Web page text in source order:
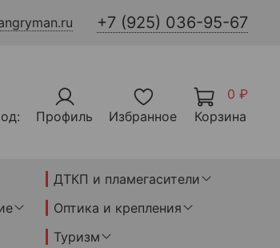
+7 (925) 036-95-67
Профиль Избранное
0 ₽
Корзина
ДТКП и пламегасители
Оптика и крепления
Туризм